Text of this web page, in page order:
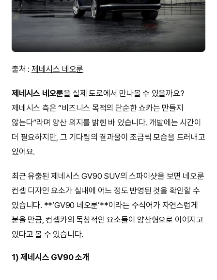
출처 : 제네시스 네오룬
제네시스 네오룬을 실제 도로에서 만나볼 수 있을까요?
제네시스 측은 “비즈니스 목적의 단순한 쇼카는 만들지
않는다”라며 양산 의지를 밝힌 바 있습니다. 개발에는 시간이
더 필요하지만, 그 기다림의 결과물이 조금씩 모습을 드러내고
있어요.
최근 유출된 제네시스 GV90 SUV의 스파이샷을 보면 네오룬
컨셉 디자인 요소가 실내에 어느 정도 반영된 것을 확인할 수
있습니다. **‘GV90 네오룬’**이라는 수식어가 자연스럽게
붙을 만큼, 컨셉카의 독창적인 요소들이 양산형으로 이어지고
있다고 볼 수 있습니다.
1) 제네시스 GV90 소개